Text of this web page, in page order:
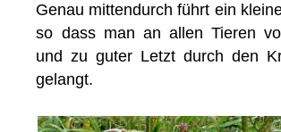
Genau mittendurch führt ein
so dass man an allen Tieren
und zu guter Letzt durch den
gelangt.